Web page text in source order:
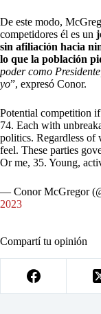
De este modo,
competidores él es un
sin afiliación hacia
lo que la población
poder como
yo”, expresó Conor.
Potential competition
74. Each with
politics. Regardless of
feel. These parties
Or me, 35. Young,
— Conor McGregor
2023
Compartí tu opinión